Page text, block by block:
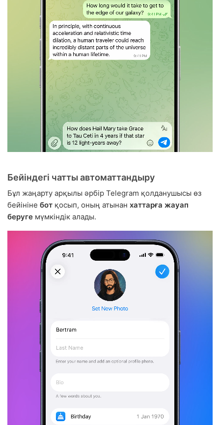
Бейіндегі чатты автоматтандыру
Бұл жаңарту арқылы әрбір Telegram қолданушысы өз
бейініне бот қосып, оның атынан хаттарға жауап
беруге мүмкіндік алады.